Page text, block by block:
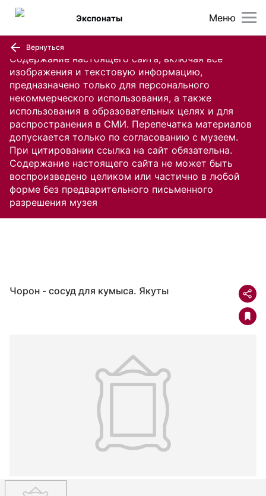
Содержание настоящего сайта, включая все
изображения и текстовую информацию,
предназначено только для персонального
некоммерческого использования, а также
использования в образовательных целях и для
распространения в СМИ. Перепечатка материалов
допускается только по согласованию с музеем.
При цитировании ссылка на сайт обязательна.
Содержание настоящего сайта не может быть
воспроизведено целиком или частично в любой
форме без предварительного письменного
разрешения музея
Меню
Экспонаты
Вернуться
Чорон - сосуд для кумыса. Якуты